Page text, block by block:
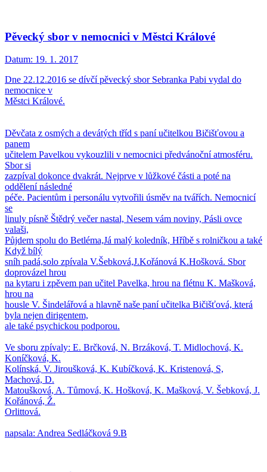
Pěvecký sbor v nemocnici v Městci Králové
Datum: 19. 1. 2017
Dne 22.12.2016 se dívčí pěvecký sbor Sebranka Pabi vydal do
nemocnice v
Městci Králové.
Děvčata z osmých a devátých tříd s paní učitelkou Bičišťovou a
panem
učitelem Pavelkou vykouzlili v nemocnici předvánoční atmosféru.
Sbor si
zazpíval dokonce dvakrát. Nejprve v lůžkové části a poté na
oddělení následné
péče. Pacientům i personálu vytvořili úsměv na tvářích. Nemocnicí
se
linuly písně Štědrý večer nastal, Nesem vám noviny, Pásli ovce
valaši,
Půjdem spolu do Betléma,Já malý koledník, Hříbě s rolničkou a také
Když bílý
sníh padá,solo zpívala V.Šebková,J.Kořánová K.Hošková. Sbor
doprovázel hrou
na kytaru i zpěvem pan učitel Pavelka, hrou na flétnu K. Mašková,
hrou na
housle V. Šindelářová a hlavně naše paní učitelka Bičišťová, která
byla nejen dirigentem,
ale také psychickou podporou.
Ve sboru zpívaly: E. Brčková, N. Brzáková, T. Midlochová, K.
Koníčková, K.
Kolínská, V. Jiroušková, K. Kubíčková, K. Kristenová, S,
Machová, D.
Matoušková, A. Tůmová, K. Hošková, K. Mašková, V. Šebková, J.
Kořánová, Ž.
Orlittová.
napsala: Andrea Sedláčková 9.B